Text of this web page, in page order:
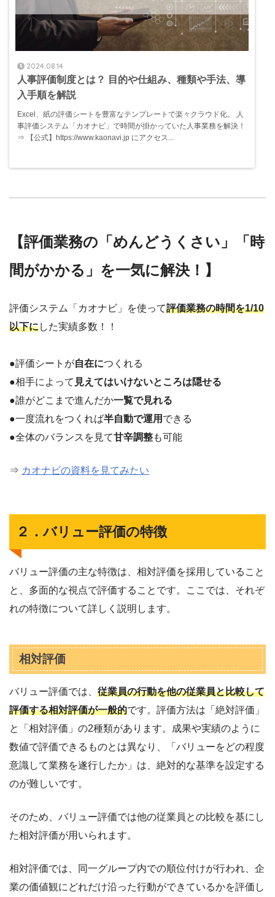
2024.08.14
人事評価制度とは？ 目的や仕組み、種類や手法、導
入手順を解説
Excel、紙の評価シートを豊富なテンプレートで楽々クラウド化。 人
事評価システム「カオナビ」で時間が掛かっていた人事業務を解決！
⇒ 【公式】https://www.kaonavi.jp にアクセス...
【評価業務の「めんどうくさい」「時
間がかかる」を一気に解決！】
評価システム「カオナビ」を使って評価業務の時間を1/10
以下にした実績多数！！
●評価シートが自在につくれる
●相手によって 見えてはいけないところは隠せる
●誰がどこまで進んだか一覧で見れる
●一度流れをつくれば半自動で運用 できる
●全体のバランスを見て甘辛調整も可能
⇒ カオナビの資料を見てみたい
２．バリュー評価の特徴
バリュー評価の主な特徴は、相対評価を採用していること
と、多面的な視点で評価することです。ここでは、それぞ
れの特徴について詳しく説明します。
相対評価
バリュー評価では、 従業員の行動を他の従業員と比較して
評価する相対評価が一般的です。評価方法は「絶対評価」
と「相対評価」の2種類があります。成果や実績のように
数値で評価できるものとは異なり、「バリューをどの程度
意識して業務を遂行したか」は、絶対的な基準を設定する
のが難しいです。
そのため、バリュー評価では他の従業員との比較を基にし
た相対評価が用いられます。
相対評価では、同一グループ内での順位付けが行われ、企
業の価値観にどれだけ沿った行動ができているかを評価し